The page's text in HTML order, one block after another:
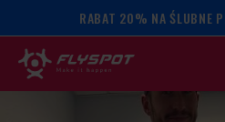
RABAT 20% NA ŚLUBNE
Strona główna / Kalendarz